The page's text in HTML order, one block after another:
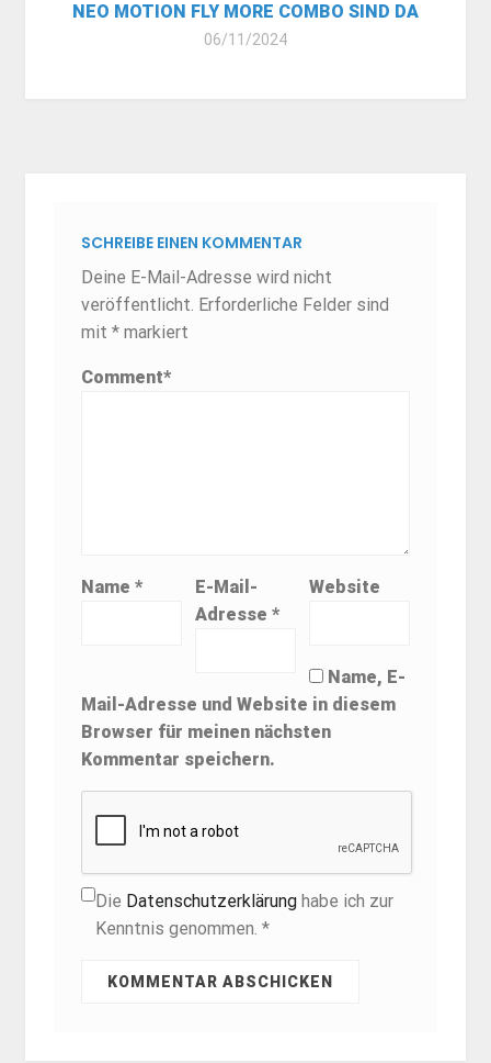
NEO MOTION FLY MORE COMBO SIND DA
06/11/2024
SCHREIBE EINEN KOMMENTAR
Deine E-Mail-Adresse wird nicht
veröffentlicht. Erforderliche Felder sind
mit* markiert
Comment*
Name*
E-Mail-
Adresse *
Website
Name, E-
Mail-Adresse und Website in diesem
Browser für meinen nächsten
Kommentar speichern.
Die Datenschutzerklärunghabe ich zur
Kenntnis genommen. *